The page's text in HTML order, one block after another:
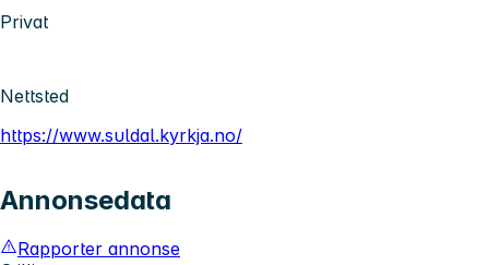
Privat
Nettsted
https://www.suldal.kyrkja.no/
Annonsedata
Rapporter annonse